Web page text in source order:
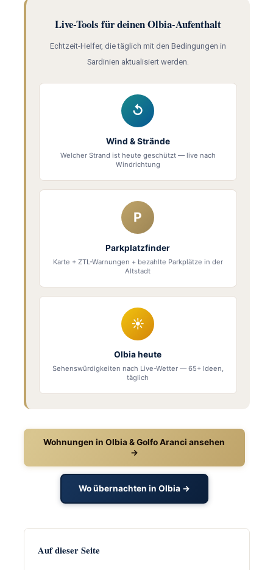
Live-Tools für deinen Olbia-Aufenthalt
Echtzeit-Helfer, die täglich mit den Bedingungen in
Sardinien aktualisiert werden.
↺
Wind & Strände
Welcher Strand ist heute geschützt — live nach
Windrichtung
P
Parkplatzfinder
Karte + ZTL-Warnungen + bezahlte Parkplätze in der
Altstadt
☀
Olbia heute
Sehenswürdigkeiten nach Live-Wetter — 65+ Ideen,
täglich
Wohnungen in Olbia & Golfo Aranci ansehen
→
Wo übernachten in Olbia →
Auf dieser Seite